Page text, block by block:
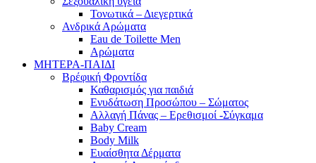
Τονωτικά – Διεγερτικά
Ανδρικά Αρώματα
Eau de Toilette Men
Αρώματα
ΜΗΤΕΡΑ-ΠΑΙΔΙ
Βρέφική Φροντίδα
Καθαρισμός για παιδιά
Ενυδάτωση Προσώπου – Σώματος
Αλλαγή Πάνας – Ερεθισμοί -Σύγκαμα
Baby Cream
Body Milk
Ευαίσθητα Δέρματα